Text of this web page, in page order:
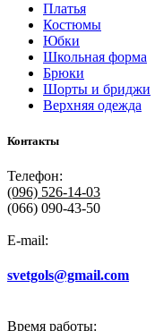
Платья
Костюмы
Юбки
Школьная форма
Брюки
Шорты и бриджи
Верхняя одежда
Контакты
Телефон:
(096) 526-14-03
(066) 090-43-50
E-mail:
svetgols@gmail.com
Время работы: